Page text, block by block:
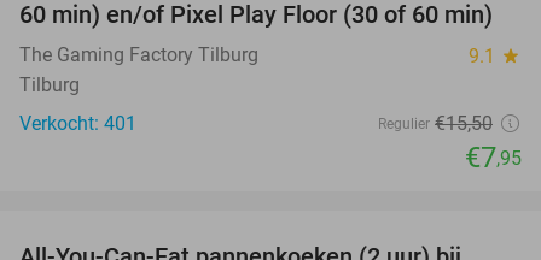
60 min) en/of Pixel Play Floor (30 of 60 min)
The Gaming Factory Tilburg 9.1 star
Tilburg
Verkocht: 401
Regulier €15,50
€7,95